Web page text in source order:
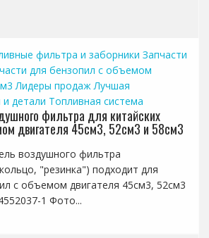
фильтра и заборники Запчасти
для бензопил с объемом
Лидеры продаж Лучшая
детали Топливная система
фильтра для китайских
двигателя 45см3, 52см3 и 58см3
воздушного фильтра
"резинка") подходит для
с объемом двигателя 45см3, 52см3
1 Фото...